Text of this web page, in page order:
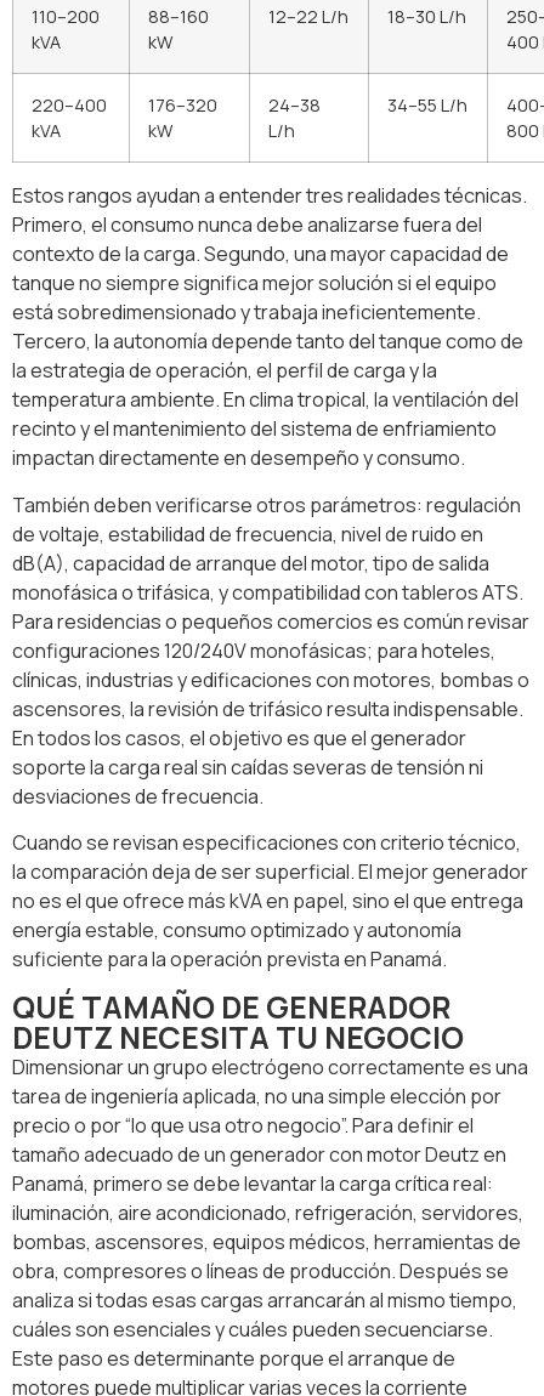
110–200
kVA
88–160
kW
12–22 L/h 18–30 L/h
400
220–400
kVA
176–320
kW
24–38
L/h
34–55 L/h
800
Estos rangos ayudan a entender tres realidades técnicas.
Primero, el consumo nunca debe analizarse fuera del
contexto de la carga. Segundo, una mayor capacidad de
tanque no siempre significa mejor solución si el equipo
está sobredimensionado y trabaja ineficientemente.
Tercero, la autonomía depende tanto del tanque como de
la estrategia de operación, el perfil de carga y la
temperatura ambiente. En clima tropical, la ventilación del
recinto y el mantenimiento del sistema de enfriamiento
impactan directamente en desempeño y consumo.
También deben verificarse otros parámetros: regulación
de voltaje, estabilidad de frecuencia, nivel de ruido en
dB(A), capacidad de arranque del motor, tipo de salida
monofásica o trifásica, y compatibilidad con tableros ATS.
Para residencias o pequeños comercios es común revisar
configuraciones 120/240V monofásicas; para hoteles,
clínicas, industrias y edificaciones con motores, bombas o
ascensores, la revisión de trifásico resulta indispensable.
En todos los casos, el objetivo es que el generador
soporte la carga real sin caídas severas de tensión ni
desviaciones de frecuencia.
Cuando se revisan especificaciones con criterio técnico,
la comparación deja de ser superficial. El mejor generador
no es el que ofrece más kVA en papel, sino el que entrega
energía estable, consumo optimizado y autonomía
suficiente para la operación prevista en Panamá.
QUÉ TAMAÑO DE GENERADOR
DEUTZ NECESITA TU NEGOCIO
Dimensionar un grupo electrógeno correctamente es una
tarea de ingeniería aplicada, no una simple elección por
precio o por “lo que usa otro negocio”. Para definir el
tamaño adecuado de un generador con motor Deutz en
Panamá, primero se debe levantar la carga crítica real:
iluminación, aire acondicionado, refrigeración, servidores,
bombas, ascensores, equipos médicos, herramientas de
obra, compresores o líneas de producción. Después se
analiza si todas esas cargas arrancarán al mismo tiempo,
cuáles son esenciales y cuáles pueden secuenciarse.
Este paso es determinante porque el arranque de
motores puede multiplicar varias veces la corriente